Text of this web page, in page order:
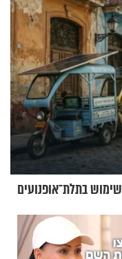
בתלת־אופנועים